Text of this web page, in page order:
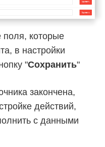
поля, которые
в настройки
"Сохранить"
закончена,
действий,
с данными